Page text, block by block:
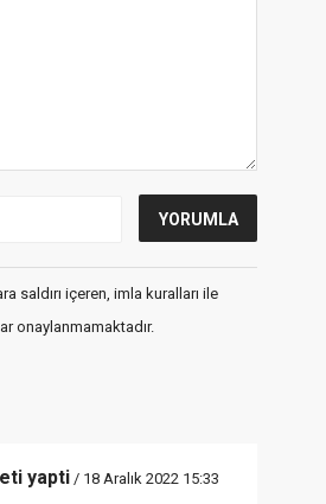
saldırı içeren, imla kuralları ile
onaylanmamaktadır.
yapti/ 18 Aralık 2022 15:33